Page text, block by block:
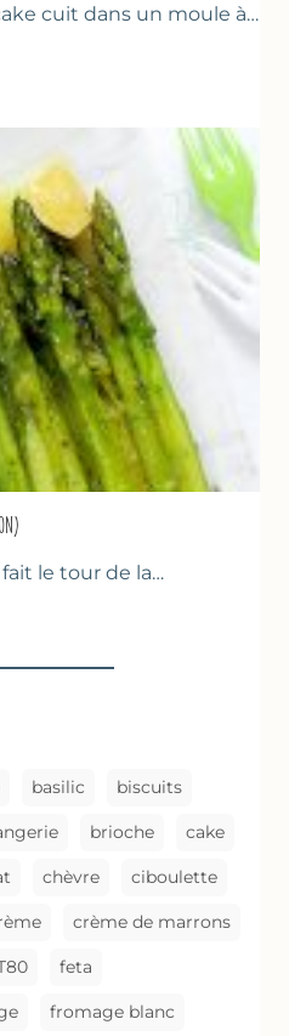
cuit dans un moule à…
le tour de la…
basilic biscuits
brioche cake
chèvre ciboulette
crème de marrons
feta
fromage blanc